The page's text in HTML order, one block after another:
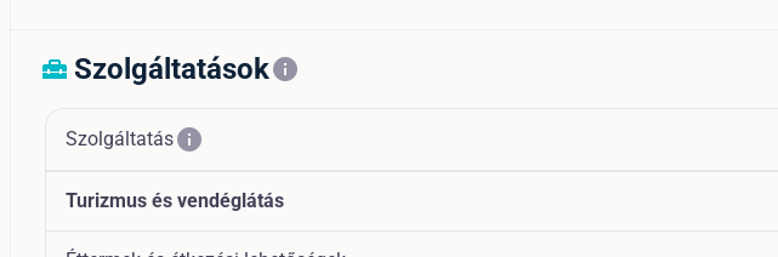
home_repair_service Szolgáltatásokinfo
Szolgáltatásinfo
Turizmus és vendéglátás